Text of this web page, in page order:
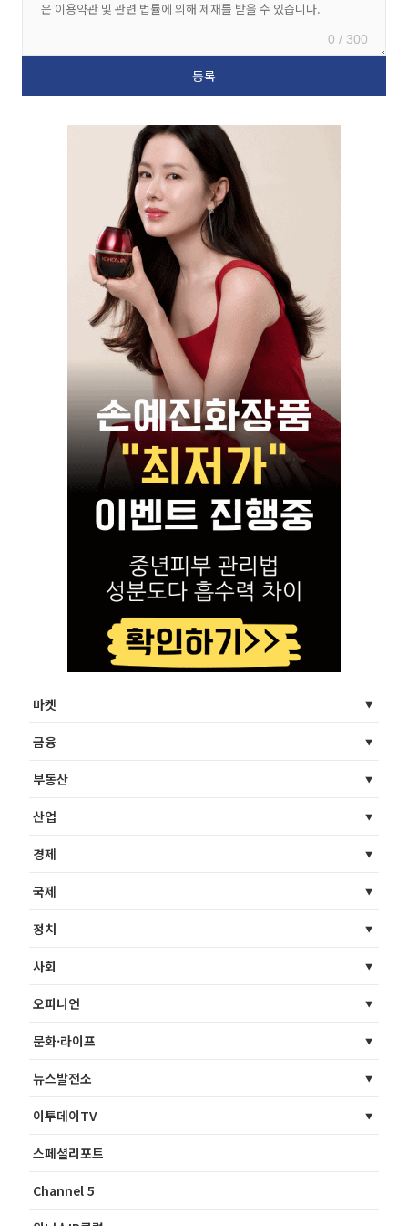
0 / 300
마켓
금융
부동산
산업
경제
국제
정치
사회
오피니언
문화·라이프
뉴스발전소
이투데이TV
스페셜리포트
Channel 5